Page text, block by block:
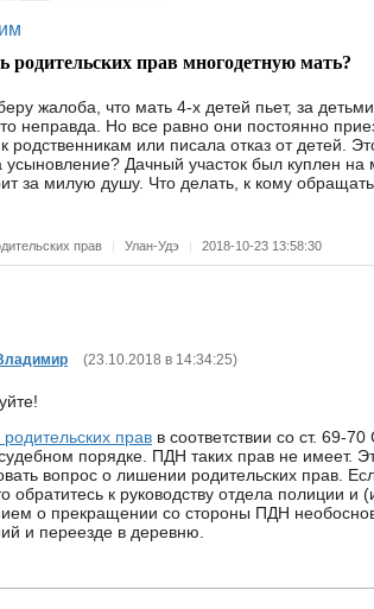
прав многодетную мать?
жалоба, что мать 4-х детей пьет, за
неправда. Но все равно они постоянно
родственникам или писала отказ от детей.
Дачный участок был куплен на
за милую душу. Что делать, к кому
прав | Улан-Удэ | 2018-10-23 13:58:30
(23.10.2018 в 14:34:25)
прав в соответствии со ст. 69-
порядке. ПДН таких прав не имеет.
вопрос о лишении родительских прав.
обратитесь к руководству отдела полиции и
о прекращении со стороны ПДН
и переезде в деревню.